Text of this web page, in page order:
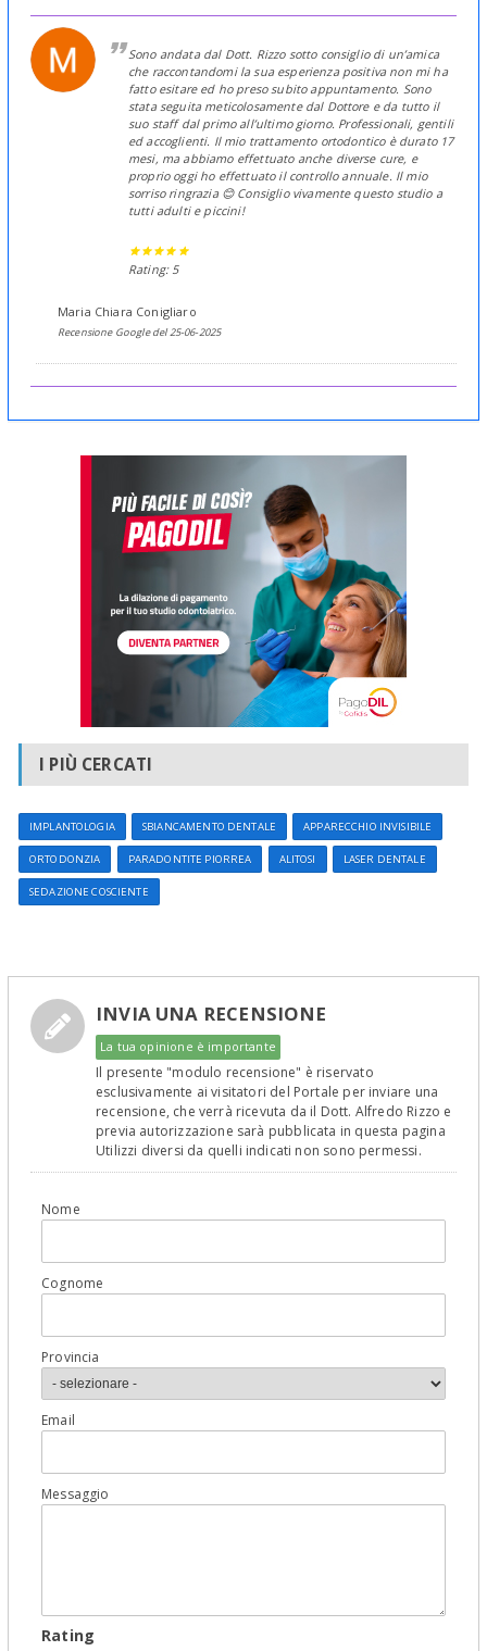
Sono andata dal Dott. Rizzo sotto consiglio di un’amica
che raccontandomi la sua esperienza positiva non mi ha
fatto esitare ed ho preso subito appuntamento. Sono
stata seguita meticolosamente dal Dottore e da tutto il
suo staff dal primo all’ultimo giorno. Professionali, gentili
ed accoglienti. Il mio trattamento ortodontico è durato 17
mesi, ma abbiamo effettuato anche diverse cure, e
proprio oggi ho effettuato il controllo annuale. Il mio
sorriso ringrazia 😊 Consiglio vivamente questo studio a
tutti adulti e piccini!
Rating: 5
Maria Chiara Conigliaro
Recensione Google del 25-06-2025
I PIÙ CERCATI
IMPLANTOLOGIA SBIANCAMENTO DENTALE APPARECCHIO INVISIBILE
ORTODONZIA PARADONTITE PIORREA ALITOSI LASER DENTALE
SEDAZIONE COSCIENTE
INVIA UNA RECENSIONE
La tua opinione è importante
Il presente "modulo recensione" è riservato
esclusivamente ai visitatori del Portale per inviare una
recensione, che verrà ricevuta da il Dott. Alfredo Rizzo e
previa autorizzazione sarà pubblicata in questa pagina
Utilizzi diversi da quelli indicati non sono permessi.
Nome
Cognome
Provincia
Email
Messaggio
Rating